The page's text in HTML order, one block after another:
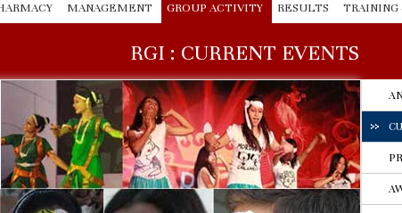
MANAGEMENT GROUP ACTIVITY RESULTS
RGI : CURRENT EVENTS